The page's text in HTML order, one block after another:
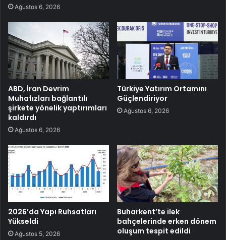
Ağustos 6, 2026
ABD, İran Devrim
Muhafızları bağlantılı
şirkete yönelik yaptırımları
kaldırdı
Ağustos 6, 2026
Türkiye Yatırım Ortamını
Güçlendiriyor
Ağustos 6, 2026
2026’da Yapı Ruhsatları
Yükseldi
Ağustos 5, 2026
Buharkent’te ilek
bahçelerinde erken dönem
oluşum tespit edildi